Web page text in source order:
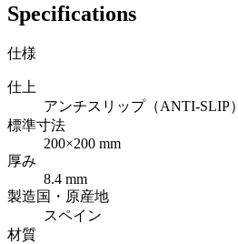
Specifications
仕様
仕上
アンチスリップ（ANTI-SLIP）
標準寸法
200×200 mm
厚み
8.4 mm
製造国・原産地
スペイン
材質